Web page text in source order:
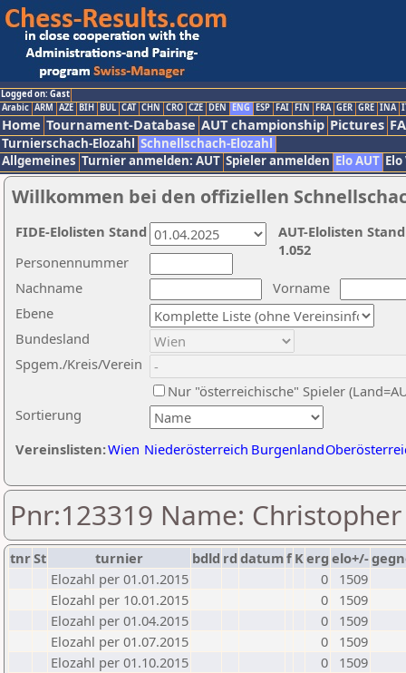
Logged on: Gast
Arabic ARM AZE BIH BUL CAT CHN CRO CZE DEN ENG ESP FAI FIN FRA GER GRE INA
Home Tournament-Database AUT championship Pictures
Turnierschach-Elozahl Schnellschach-Elozahl
Allgemeines Turnier anmelden: AUT Spieler anmelden Elo AUT
Willkommen bei den offiziellen
Nachname
Vorname
Ebene
Sortierung
Personennummer
Bundesland
Spgem./Kreis/Verein
Nur "österreichische" Spieler
Vereinslisten:Wien Niederösterreich Burgenland
AUT-Elolisten
1.052
FIDE-Elolisten Stand
Pnr:123319 Name:
tnrSt turnier bdld rd datumf Kerg elo+/-
Elozahl per 01.01.2015
0
1509
Elozahl per 10.01.2015
0
1509
Elozahl per 01.04.2015
0
1509
Elozahl per 01.07.2015
0
1509
Elozahl per 01.10.2015
0
1509